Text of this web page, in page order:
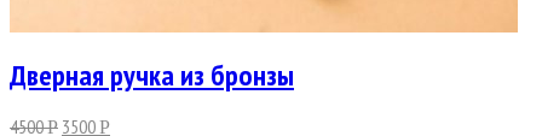
Дверная ручка из бронзы
4500Р 3500Р